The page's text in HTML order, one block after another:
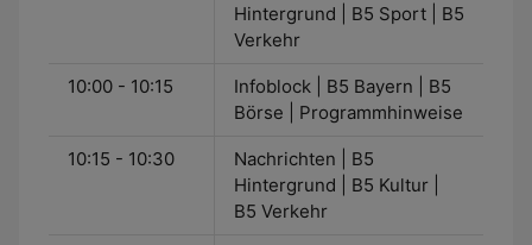
Hintergrund | B5 Sport | B5
Verkehr
10:00 - 10:15
Infoblock | B5 Bayern | B5
Börse | Programmhinweise
10:15 - 10:30
Nachrichten | B5
Hintergrund | B5 Kultur |
B5 Verkehr